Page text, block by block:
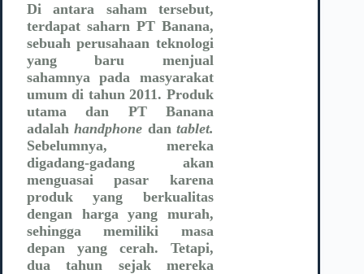
Di antara saham tersebut,
terdapat saharn PT Banana,
sebuah perusahaan teknologi
yang baru menjual
sahamnya pada masyarakat
umum di tahun 2011. Produk
utama dan PT Banana
adalahhandphone dan tablet.
Sebelumnya, mereka
digadang-gadang akan
menguasai pasar karena
produk yang berkualitas
dengan harga yang murah,
sehingga memiliki masa
depan yang cerah. Tetapi,
dua tahun sejak mereka